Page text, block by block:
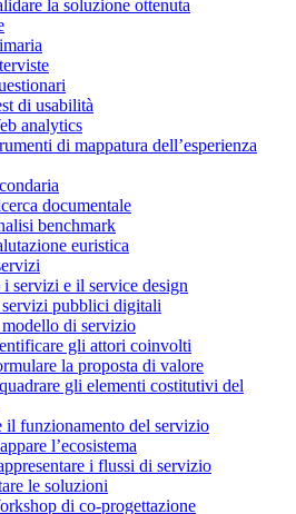
la soluzione ottenuta
di usabilità
analytics
di mappatura dell’esperienza
documentale
benchmark
euristica
i servizi e il service design
servizi pubblici digitali
di servizio
gli attori coinvolti
la proposta di valore
gli elementi costitutivi del
il funzionamento del servizio
l’ecosistema
i flussi di servizio
le soluzioni
di co-progettazione